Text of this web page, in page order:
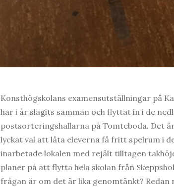
Konsthögskolans examensutställningar på
har i år slagits samman och flyttat in i de
postsorteringshallarna på Tomteboda. Det
lyckat val att låta eleverna få fritt spelrum i
inarbetade lokalen med rejält tilltagen
planer på att flytta hela skolan från
frågan är om det är lika genomtänkt? Redan